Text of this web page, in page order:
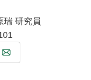
瑞 研究員